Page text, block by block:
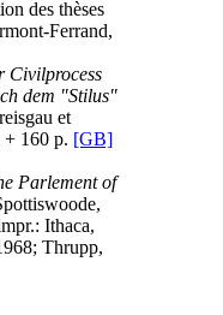
des thèses
Ferrand,
Civilprocess
dem "Stilus"
et
160 p. [GB]
Parlement of
Ithaca,
Thrupp,